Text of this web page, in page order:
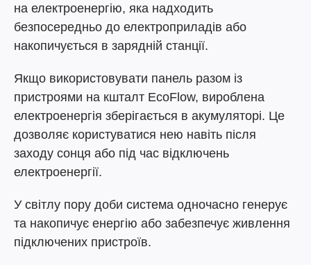
на електроенергію, яка надходить
безпосередньо до електроприладів або
накопичується в зарядній станції.
Якщо використовувати панель разом із
пристроями на кшталт EcoFlow, вироблена
електроенергія зберігається в акумуляторі. Це
дозволяє користуватися нею навіть після
заходу сонця або під час відключень
електроенергії.
У світлу пору доби система одночасно генерує
та накопичує енергію або забезпечує живлення
підключених пристроїв.